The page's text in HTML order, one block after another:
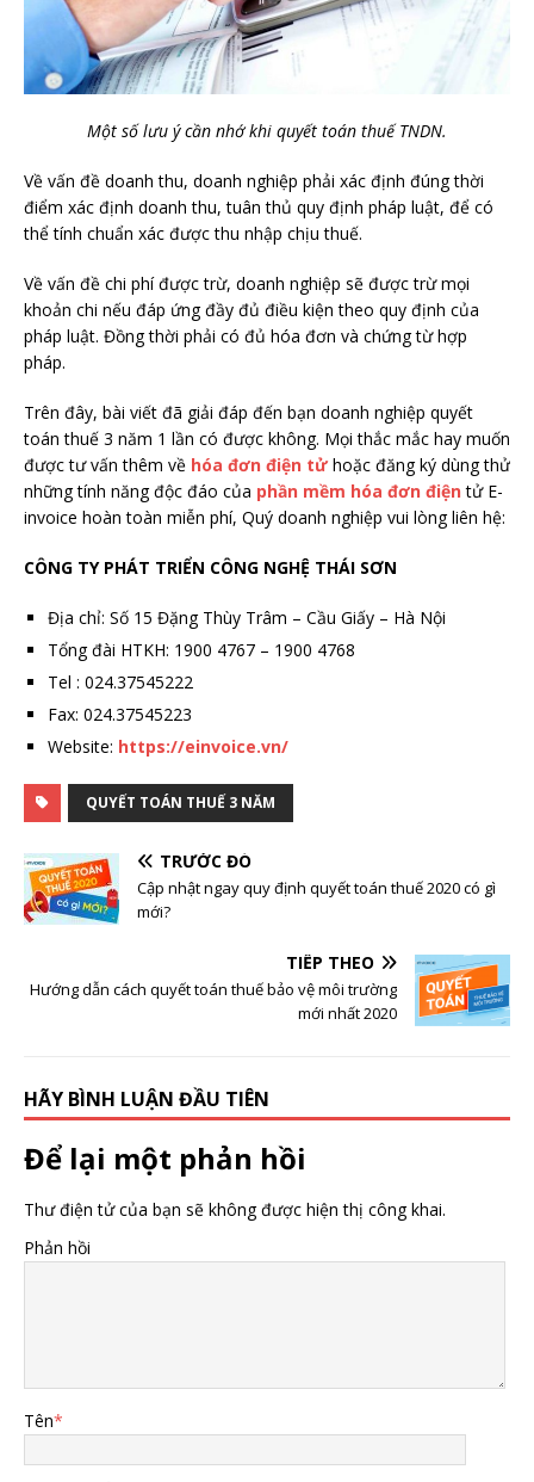
Một số lưu ý cần nhớ khi quyết toán thuế TNDN.
Về vấn đề doanh thu, doanh nghiệp phải xác định đúng thời
điểm xác định doanh thu, tuân thủ quy định pháp luật, để có
thể tính chuẩn xác được thu nhập chịu thuế.
Về vấn đề chi phí được trừ, doanh nghiệp sẽ được trừ mọi
khoản chi nếu đáp ứng đầy đủ điều kiện theo quy định của
pháp luật. Đồng thời phải có đủ hóa đơn và chứng từ hợp
pháp.
Trên đây, bài viết đã giải đáp đến bạn doanh nghiệp quyết
toán thuế 3 năm 1 lần có được không. Mọi thắc mắc hay muốn
được tư vấn thêm về hóa đơn điện tửhoặc đăng ký dùng thử
những tính năng độc đáo của phần mềm hóa đơn điện tử E-
invoice hoàn toàn miễn phí, Quý doanh nghiệp vui lòng liên hệ:
CÔNG TY PHÁT TRIỂN CÔNG NGHỆ THÁI SƠN
Địa chỉ: Số 15 Đặng Thùy Trâm – Cầu Giấy – Hà Nội
Tổng đài HTKH: 1900 4767 – 1900 4768
Tel : 024.37545222
Fax: 024.37545223
Website: https://einvoice.vn/
QUYẾT TOÁN THUẾ 3 NĂM
TRƯỚC ĐÓ
Cập nhật ngay quy định quyết toán thuế 2020 có gì
mới?
TIẾP THEO
Hướng dẫn cách quyết toán thuế bảo vệ môi trường
mới nhất 2020
HÃY BÌNH LUẬN ĐẦU TIÊN
Để lại một phản hồi
Thư điện tử của bạn sẽ không được hiện thị công khai.
Phản hồi
Tên*